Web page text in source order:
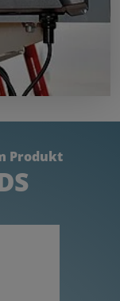
Produkt